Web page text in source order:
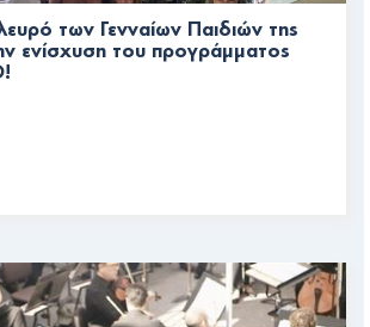
των Γενναίων Παιδιών της
ενίσχυση του προγράμματος